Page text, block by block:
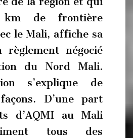
de frontière
le Mali, affiche sa
règlement négocié
du Nord Mali.
s’explique de
D’une part
d’AQMI au Mali
tous des